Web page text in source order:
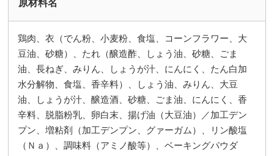
原材料名
鶏肉、衣（でん粉、小麦粉、食塩、コーンフラワー、大
豆油、砂糖）、たれ（醸造酢、しょう油、砂糖、ごま
油、長ねぎ、みりん、しょうが汁、にんにく、たん白加
水分解物、食塩、香辛料）、しょう油、みりん、大豆
油、しょうが汁、醸造酒、砂糖、ごま油、にんにく、香
辛料、脱脂粉乳、卵白末、揚げ油（大豆油）／加工デン
プン、増粘剤（加工デンプン、グァーガム）、リン酸塩
（Ｎａ）、調味料（アミノ酸等）、ベーキングパウダ